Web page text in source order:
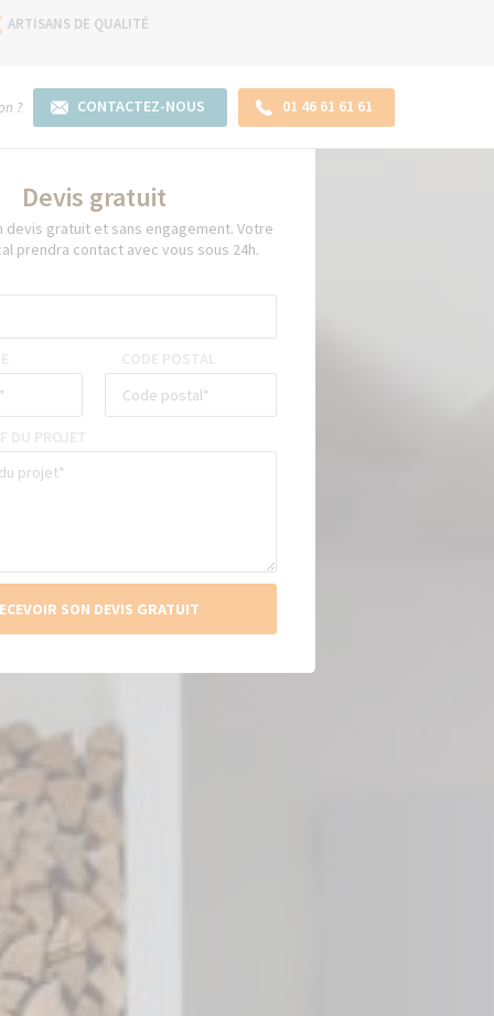
ARTISANS DE QUALITÉ
? CONTACTEZ-NOUS 01 46 61 61 61
Devis gratuit
devis gratuit et sans engagement. Votre
prendra contact avec vous sous 24h.
SON DEVIS GRATUIT